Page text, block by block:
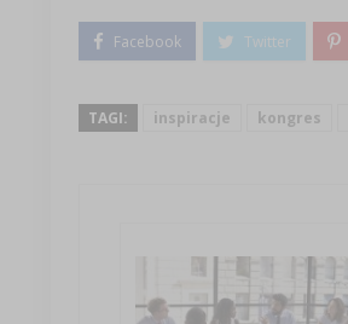
TAGI: inspiracje kongres